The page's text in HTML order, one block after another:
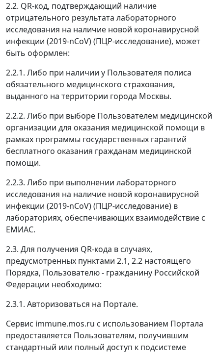
2.2. QR-код, подтверждающий наличие
отрицательного результата лабораторного
исследования на наличие новой коронавирусной
инфекции (2019-nCoV) (ПЦР-исследование), может
быть оформлен:
2.2.1. Либо при наличии у Пользователя полиса
обязательного медицинского страхования,
выданного на территории города Москвы.
2.2.2. Либо при выборе Пользователем медицинской
организации для оказания медицинской помощи в
рамках программы государственных гарантий
бесплатного оказания гражданам медицинской
помощи.
2.2.3. Либо при выполнении лабораторного
исследования на наличие новой коронавирусной
инфекции (2019-nCoV) (ПЦР-исследование) в
лабораториях, обеспечивающих взаимодействие с
ЕМИАС.
2.3. Для получения QR-кода в случаях,
предусмотренных пунктами 2.1, 2.2 настоящего
Порядка, Пользователю - гражданину Российской
Федерации необходимо:
2.3.1. Авторизоваться на Портале.
Сервис immune.mos.ru с использованием Портала
предоставляется Пользователям, получившим
стандартный или полный доступ к подсистеме